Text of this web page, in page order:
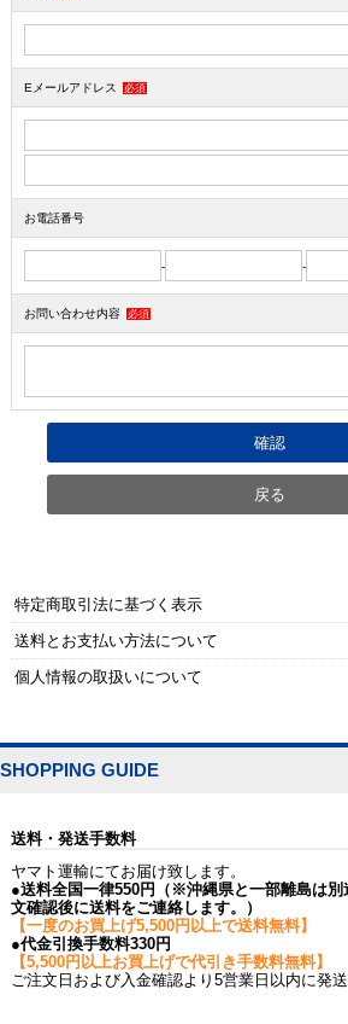
Eメールアドレス 必須
お電話番号
- -
お問い合わせ内容 必須
特定商取引法に基づく表示
送料とお支払い方法について
個人情報の取扱いについて
SHOPPING GUIDE
送料・発送手数料
ヤマト運輸にてお届け致します。
●送料全国一律550円（※沖縄県と一部離島は別
文確認後に送料をご連絡します。）
【一度のお買上げ5,500円以上で送料無料】
●代金引換手数料330円
【5,500円以上お買上げで代引き手数料無料】
ご注文日および入金確認より5営業日以内に発送